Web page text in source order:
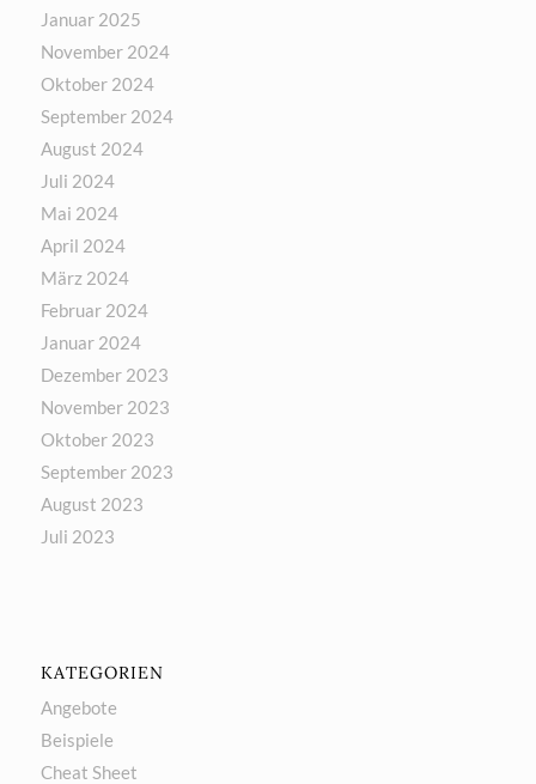
Januar 2025
November 2024
Oktober 2024
September 2024
August 2024
Juli 2024
Mai 2024
April 2024
März 2024
Februar 2024
Januar 2024
Dezember 2023
November 2023
Oktober 2023
September 2023
August 2023
Juli 2023
KATEGORIEN
Angebote
Beispiele
Cheat Sheet